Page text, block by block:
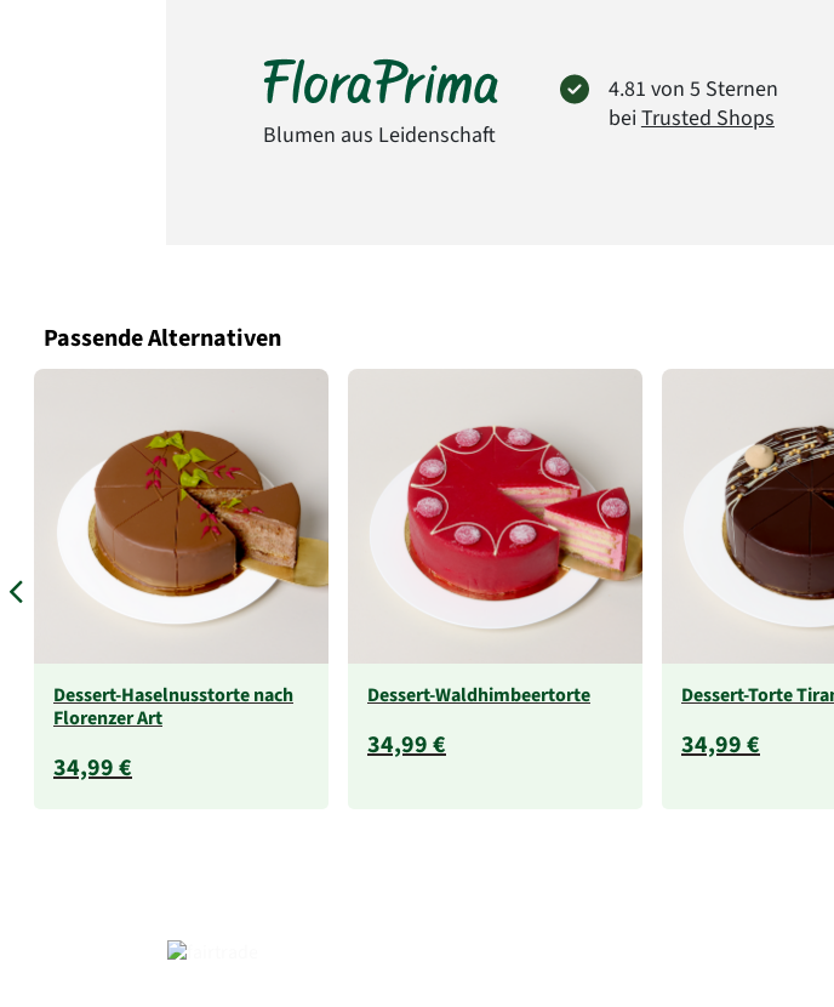
Blumen aus Leidenschaft
4.81 von 5 Sternen
bei Trusted Shops
Passende Alternativen
Dessert-Haselnusstorte nach
Florenzer Art
34,99 €
Dessert-Waldhimbeertorte
34,99 €
Dessert-Torte
34,99 €